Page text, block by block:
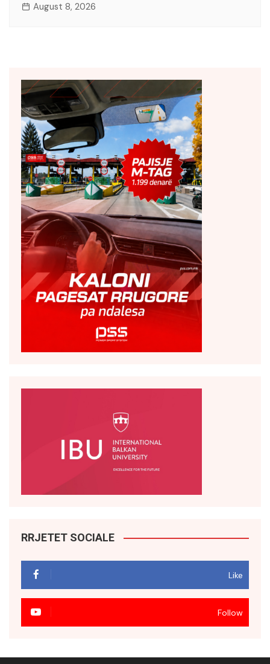
August 8, 2026
RRJETET SOCIALE
Like
Follow